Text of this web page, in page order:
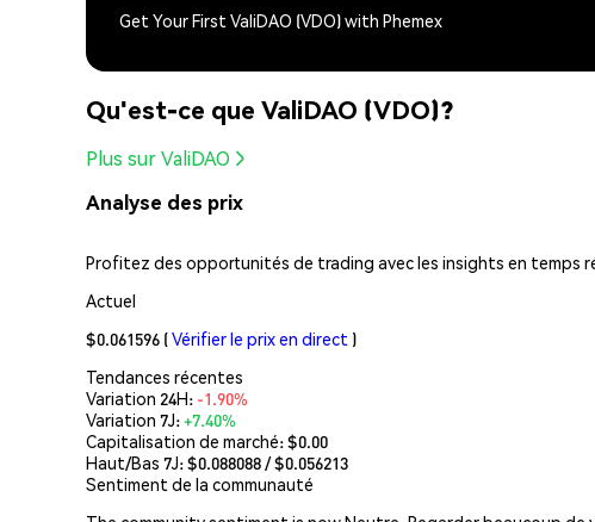
Get Your First ValiDAO (VDO) with Phemex
Qu'est-ce que ValiDAO (VDO)?
Plus sur ValiDAO
Analyse des prix
Profitez des opportunités de trading avec les insights en temps
Actuel
$0.061596 (Vérifier le prix en direct )
Tendances récentes
Variation 24H: -1.90%
Variation 7J:+7.40%
Capitalisation de marché:$0.00
Haut/Bas 7J: $0.088088/ $0.056213
Sentiment de la communauté